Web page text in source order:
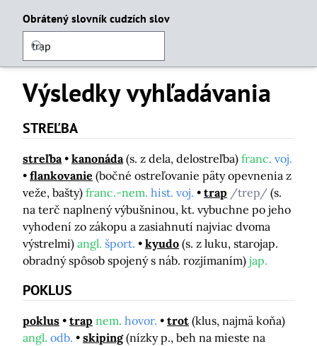
Obrátený slovník cudzích slov
Výsledky vyhľadávania
STREĽBA
streľba kanonáda (s. z dela, delostreľba) franc. voj.
flankovanie (bočné ostreľovanie päty opevnenia z
veže, bašty) franc.-nem. hist. voj. trap /trep/ (s.
na terč naplnený výbušninou, kt. vybuchne po jeho
vyhodení zo zákopu a zasiahnutí najviac dvoma
výstrelmi) angl. šport. kyudo (s. z luku, starojap.
obradný spôsob spojený s náb. rozjímaním) jap.
POKLUS
poklus trap nem. hovor. trot (klus, najmä koňa)
angl. odb. skiping (nízky p., beh na mieste na